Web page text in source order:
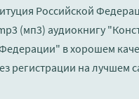
Российской
(мп3) аудиокнигу
в хорошем
регистрации на лучшем